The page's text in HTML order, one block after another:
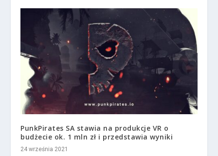
PunkPirates SA stawia na produkcje VR o
budżecie ok. 1 mln zł i przedstawia wyniki
24 września 2021